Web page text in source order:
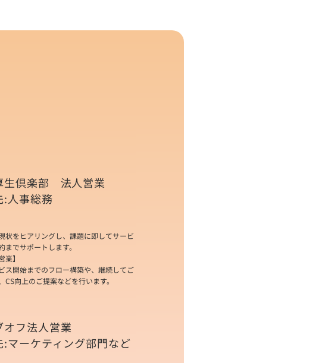
生倶楽部 法人営業
:人事総務
状をヒアリングし、課題に即してサービ
までサポートします。
業】
ス開始までのフロー構築や、継続してご
CS向上のご提案などを行います。
オフ法人営業
:マーケティング部門など